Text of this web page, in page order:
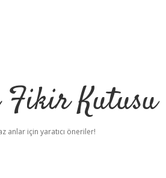
Kutusu
anlar için yaratıcı öneriler!